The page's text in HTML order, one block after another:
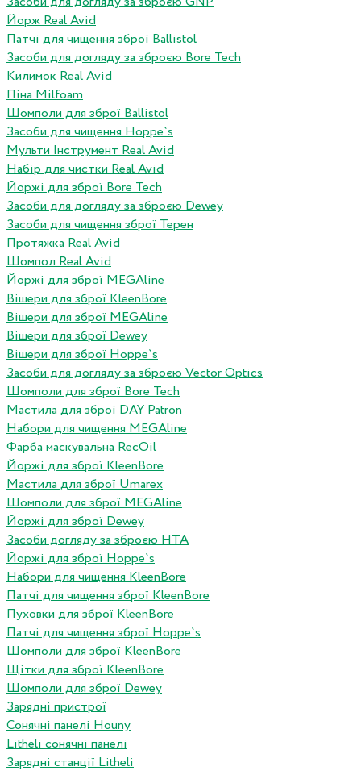
Йорж Real Avid
Патчі для чищення зброї Ballistol
Засоби для догляду за зброєю Bore Tech
Килимок Real Avid
Піна Milfoam
Шомполи для зброї Ballistol
Засоби для чищення Hoppe`s
Мульти Інструмент Real Avid
Набір для чистки Real Avid
Йоржі для зброї Bore Tech
Засоби для догляду за зброєю Dewey
Засоби для чищення зброї Терен
Протяжка Real Avid
Шомпол Real Avid
Йоржі для зброї MEGAline
Вішери для зброї KleenBore
Вішери для зброї MEGAline
Вішери для зброї Dewey
Вішери для зброї Hoppe`s
Засоби для догляду за зброєю Vector Optics
Шомполи для зброї Bore Tech
Мастила для зброї DAY Patron
Набори для чищення MEGAline
Фарба маскувальна RecOil
Йоржі для зброї KleenBore
Мастила для зброї Umarex
Шомполи для зброї MEGAline
Йоржі для зброї Dewey
Засоби догляду за зброєю HTA
Йоржі для зброї Hoppe`s
Набори для чищення KleenBore
Патчі для чищення зброї KleenBore
Пуховки для зброї KleenBore
Патчі для чищення зброї Hoppe`s
Шомполи для зброї KleenBore
Щітки для зброї KleenBore
Шомполи для зброї Dewey
Зарядні пристрої
Сонячні панелі Houny
Litheli сонячні панелі
Зарядні станції Litheli